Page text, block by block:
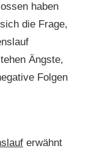
haben
die Frage,
Ängste,
Folgen
erwähnt